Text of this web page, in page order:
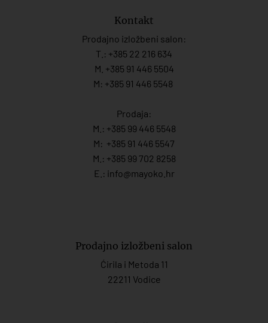
Kontakt
Prodajno izložbeni salon:
T.: +385 22 216 634
M. +385 91 446 5504
M: +385 91 446 5548
Prodaja:
M.: +385 99 446 5548
M: +385 91 446 5547
M.: +385 99 702 8258
E.: info@mayoko. hr
Prodajno izložbeni salon
Ćirila i Metoda 11
22211 Vodice